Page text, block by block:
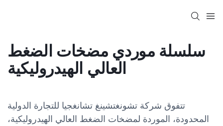
سلسلة موردي مضخات الضغط
العالي الهيدروليكية
تتفوق شركة تشونغتشينغ تشانغجيا للتجارة الدولية
المحدودة، الموردة لمضخات الضغط العالي الهيدروليكية،